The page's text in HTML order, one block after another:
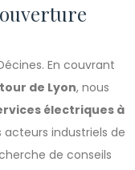
En couvrant
de Lyon, nous
électriques à
industriels de
de conseils